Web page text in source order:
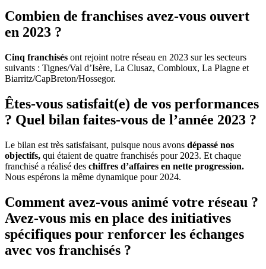
Combien de franchises avez-vous ouvert
en 2023 ?
Cinq franchisés ont rejoint notre réseau en 2023 sur les secteurs
suivants : Tignes/Val d’Isère, La Clusaz, Combloux, La Plagne et
Biarritz/CapBreton/Hossegor.
Êtes-vous satisfait(e) de vos performances
? Quel bilan faites-vous de l’année 2023 ?
Le bilan est très satisfaisant, puisque nous avons dépassé nos
objectifs, qui étaient de quatre franchisés pour 2023. Et chaque
franchisé a réalisé des chiffres d’affaires en nette progression.
Nous espérons la même dynamique pour 2024.
Comment avez-vous animé votre réseau ?
Avez-vous mis en place des initiatives
spécifiques pour renforcer les échanges
avec vos franchisés ?